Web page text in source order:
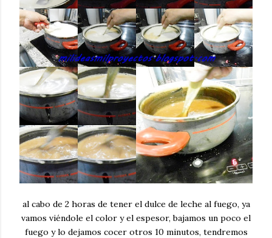
al cabo de 2 horas de tener el dulce de leche al fuego, ya
vamos viéndole el color y el espesor, bajamos un poco el
fuego y lo dejamos cocer otros 10 minutos, tendremos